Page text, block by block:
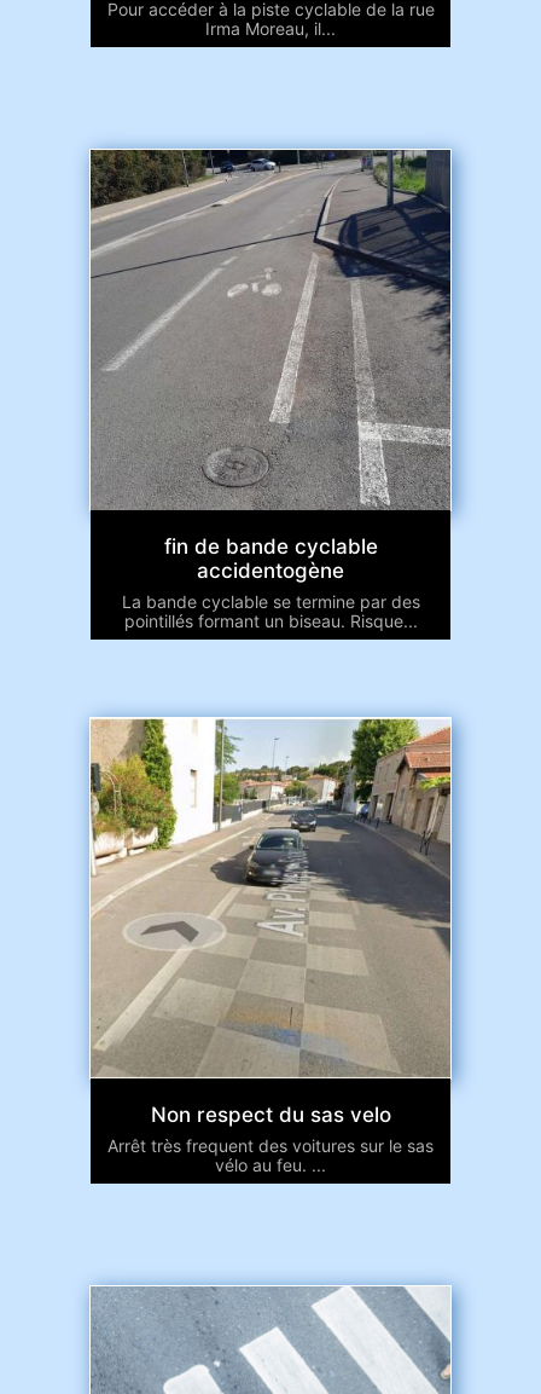
Pour accéder à la piste cyclable de la rue
Irma Moreau, il...
fin de bande cyclable
accidentogène
La bande cyclable se termine par des
pointillés formant un biseau. Risque...
Non respect du sas velo
Arrêt très frequent des voitures sur le sas
vélo au feu. ...